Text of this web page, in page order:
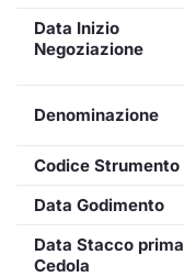
Data Inizio
Negoziazione
Denominazione
Codice Strumento
Data Godimento
Data Stacco prima
Cedola